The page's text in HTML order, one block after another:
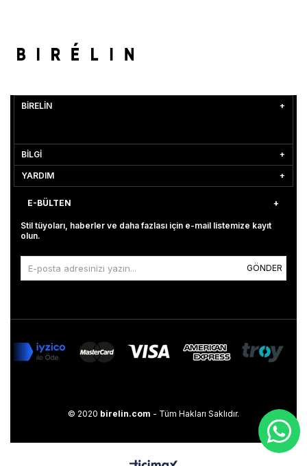
BİRELİN
BİLGİ
YARDIM
E-BÜLTEN
Stil tüyoları, haberler ve daha fazlası için e-mail listemize kayıt
olun.
GÖNDER
© 2020 birelin.com - Tüm Hakları Saklıdır.